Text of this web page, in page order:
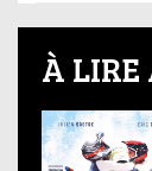
À LIRE